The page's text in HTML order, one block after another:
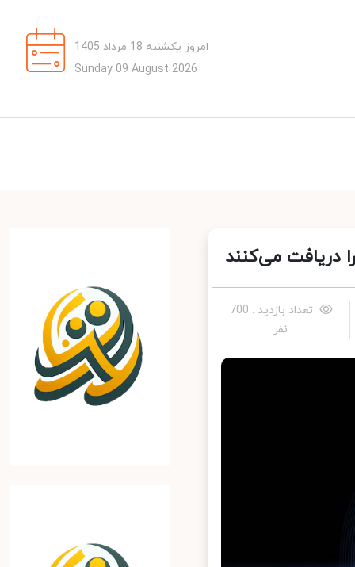
امروز یکشنبه 18 مرداد 1405
Sunday 09 August 2026
دریافت می‌کنند
تعداد بازدید : 700
نفر